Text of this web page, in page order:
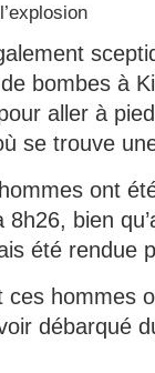
bombes à
aller à
se trouve
ont
bien
été rendue
hommes
débarqué